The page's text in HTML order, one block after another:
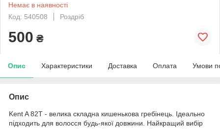
Немає в наявності
Код: 540508
Роздріб
500 ₴
Опис Характеристики Доставка Оплата Умови
Опис
Kent A 82T - велика складна кишенькова гребінець. Ідеально
підходить для волосся будь-якої довжини. Найкращий вибір